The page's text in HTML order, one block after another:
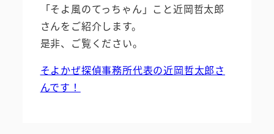
「そよ風のてっちゃん」こと近岡哲太郎
さんをご紹介します。
是非、ご覧ください。
そよかぜ探偵事務所代表の近岡哲太郎さ
んです！